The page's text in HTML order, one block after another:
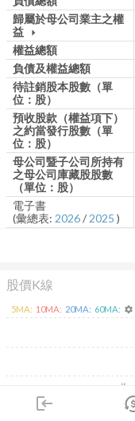
login
市場
歸屬於母公司業主之權
益 arrow_drop_down
權益總額
負債及權益總額
待註銷股本股數（單
位：股）
預收股款（權益項下）
之約當發行股數（單
位：股）
母公司暨子公司所持有
之母公司庫藏股股數
（單位：股）
電子書
(彙總表: 2026/ 2025 )
股價K線
5MA: 10MA: 20MA: 60MA: settings